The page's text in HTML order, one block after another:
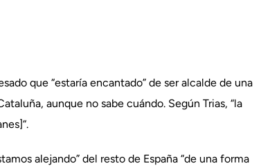
que “estaría encantado” de ser alcalde de una
aunque no sabe cuándo. Según Trias, “la
alejando” del resto de España “de una forma